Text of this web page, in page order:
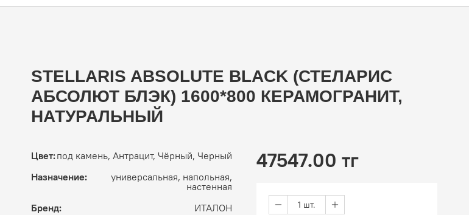
STELLARIS ABSOLUTE BLACK (СТЕЛАРИС
АБСОЛЮТ БЛЭК) 1600*800 КЕРАМОГРАНИТ,
НАТУРАЛЬНЫЙ
47547.00 тг
1 шт.
Цвет:под камень, Антрацит, Чёрный, Черный
Назначение:
универсальная, напольная,
настенная
Бренд:
ИТАЛОН